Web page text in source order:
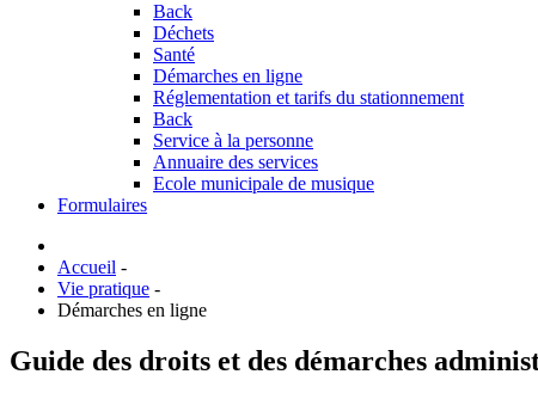
Back
Déchets
Santé
Démarches en ligne
Réglementation et tarifs du stationnement
Back
Service à la personne
Annuaire des services
Ecole municipale de musique
Formulaires
Accueil -
Vie pratique -
Démarches en ligne
Guide des droits et des démarches